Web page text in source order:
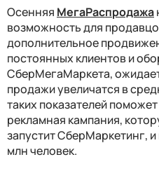
Осенняя МегаРаспродажа
возможность для
дополнительное
постоянных клиентов и
СберМегаМаркета,
продажи увеличатся в
таких показателей
рекламная кампания,
запустит СберМаркетинг,
млн человек.